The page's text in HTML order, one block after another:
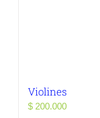
Violines
$ 200.000